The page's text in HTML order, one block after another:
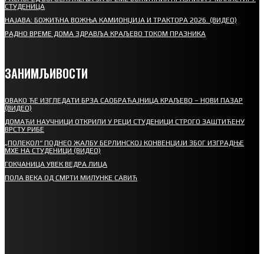
СТУДЕНИЦА
НАЈАВА: БОЖИЋНА ВОЖЊА КАМИОНЏИЈА И ТРАКТОРА 2026. (ВИДЕО)
РАДНО ВРЕМЕ ДОМА ЗДРАВЉА КРАЉЕВО ТОКОМ ПРАЗНИКА
ЗАНИМЉИВОСТИ
ОВАКО ЋЕ ИЗГЛЕДАТИ БРЗА САОБРАЋАЈНИЦА КРАЉЕВО – НОВИ ПАЗАР
(ВИДЕО)
ДОМАЋИ НАУЧНИЦИ ОТКРИЛИ У РЕЦИ СТУДЕНИЦИ СТРОГО ЗАШТИЋЕНУ
ВРСТУ РИБЕ
„ПОЛЕКОЛ“ ПОДНЕО ЖАЛБУ БЕРЛИНСКОЈ КОНВЕНЦИЈИ ЗБОГ ИЗГРАДЊЕ
МХЕ НА СТУДЕНИЦИ (ВИДЕО)
ГОКЧАНИЦА УВЕК ВЕДРА ЛИЦА
ПОЛА ВЕКА ОД СМРТИ МИЛУНКЕ САВИЋ